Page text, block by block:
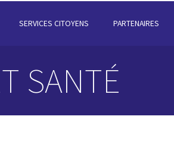
SERVICES CITOYENS PARTENAIRES
SANTÉ